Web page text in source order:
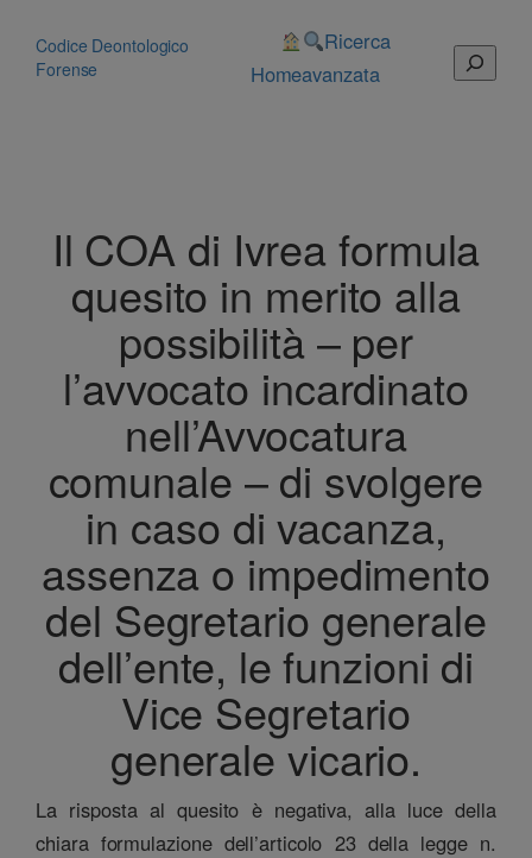
contenuto
Codice Deontologico
Forense
Home
Ricerca
avanzata
Cerca
Il COA di Ivrea formula
quesito in merito alla
possibilità – per
l’avvocato incardinato
nell’Avvocatura
comunale – di svolgere
in caso di vacanza,
assenza o impedimento
del Segretario generale
dell’ente, le funzioni di
Vice Segretario
generale vicario.
La risposta al quesito è negativa, alla luce della
chiara formulazione dell’articolo 23 della legge n.